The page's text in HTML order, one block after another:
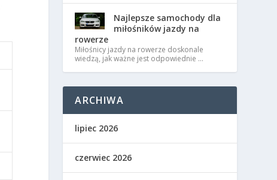
Najlepsze samochody dla
miłośników jazdy na
rowerze
Miłośnicy jazdy na rowerze doskonale
wiedzą, jak ważne jest odpowiednie …
ARCHIWA
lipiec 2026
czerwiec 2026